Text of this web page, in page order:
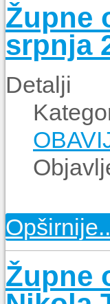
Župne
srpnja
Detalji
Župne